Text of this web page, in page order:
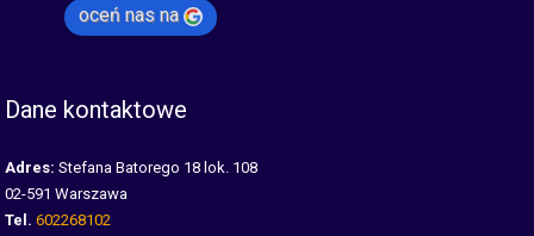
oceń nas na
Dane kontaktowe
Adres: Stefana Batorego 18 lok. 108
02-591 Warszawa
Tel. 602268102